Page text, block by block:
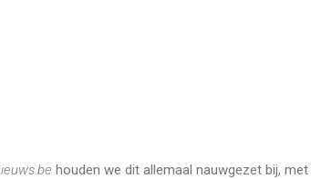
houden we dit allemaal nauwgezet bij, met